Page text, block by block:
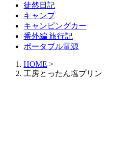
徒然日記
キャンプ
キャンピングカー
番外編 旅行記
ポータブル電源
HOME >
工房とったん塩プリン